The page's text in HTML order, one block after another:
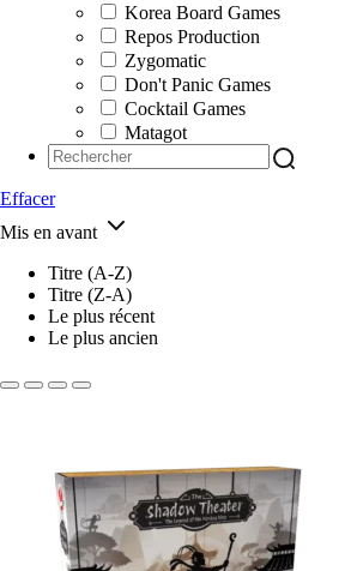
Korea Board Games
Repos Production
Zygomatic
Don't Panic Games
Cocktail Games
Matagot
Effacer
Mis en avant
Titre (A-Z)
Titre (Z-A)
Le plus récent
Le plus ancien